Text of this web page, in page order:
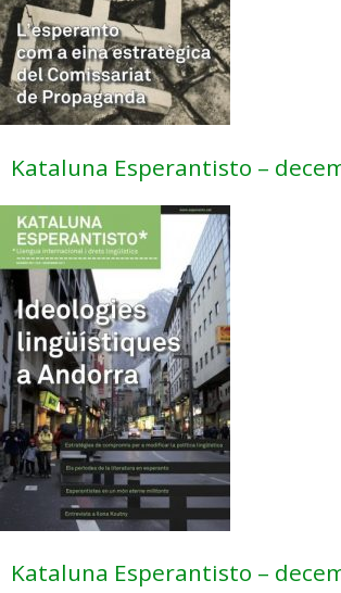
Kataluna Esperantisto –
Kataluna Esperantisto –